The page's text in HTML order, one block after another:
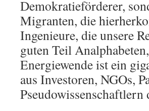
Demokratieförderer,
Migranten, die
Ingenieure, die unsere
guten Teil
Energiewende ist ein
aus Investoren, NGOs,